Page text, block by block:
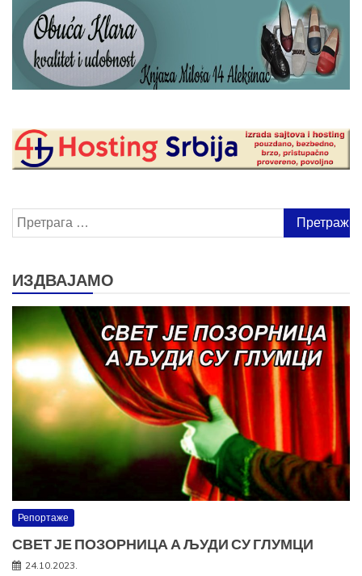
Претрага
за:
ИЗДВАЈАМО
Репортаже
СВЕТ ЈЕ ПОЗОРНИЦА А ЉУДИ СУ ГЛУМЦИ
24.10.2023.